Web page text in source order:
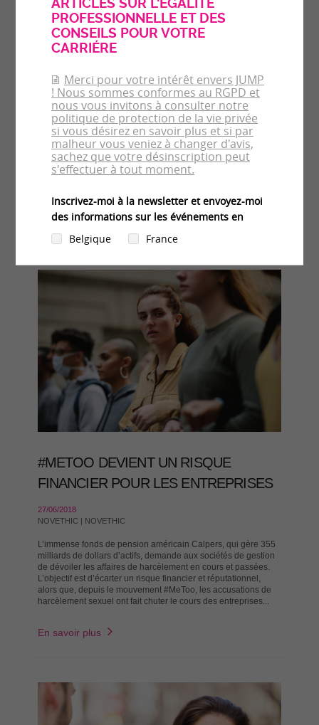
La production de l’information peut-elle se
04/07/2018
PAMELA MORINIÈRE | EJO
Les constats sur les inégalités entre femmes et hommes dans
le monde de l’information se répètent (voir la récente étude du
réseau EJO). Si adresser les origines profondes des inégalités
et du sexisme est un travail de longue haleine, on peut
observer un certain nombre de mobilisations émanant de
groupements de journalistes et d’initiatives de rédactions.
En savoir plus
#METOO DEVIENT UN RISQUE
FINANCIER POUR LES ENTREPRISES
27/06/2018
NOVETHIC | NOVETHIC
L’immense fonds de pension américain Calpers, qui gère 355
milliards de dollars d’actifs, demande aux sociétés de gestion
de dévoiler les affaires de harcèlement en cours et passées.
L’objectif est d’écarter un risque financier et réputationnel,
alors que, depuis le mouvement #MeToo, les accusations de
harcèlement sexuel ont fait chuter le cours des entreprises...
En savoir plus